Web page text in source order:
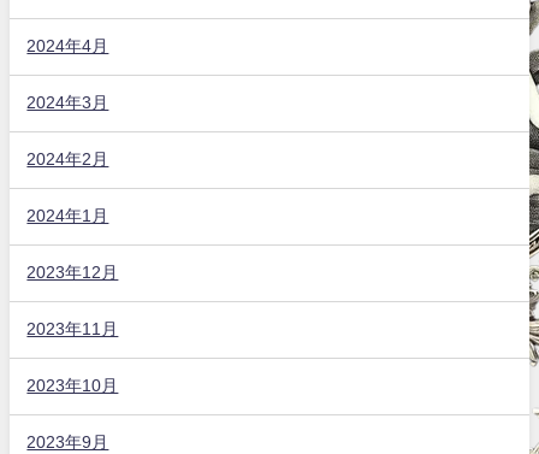
2024年4月
2024年3月
2024年2月
2024年1月
2023年12月
2023年11月
2023年10月
2023年9月